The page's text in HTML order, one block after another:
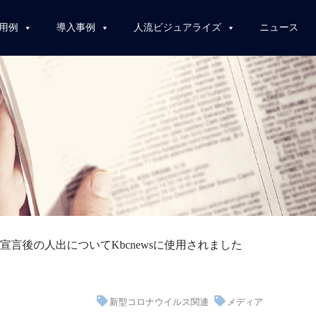
例 導入事例 人流ビジュアライズ ニュース
言後の人出についてKbcnewsに使用されました
新型コロナウイルス関連 メディア